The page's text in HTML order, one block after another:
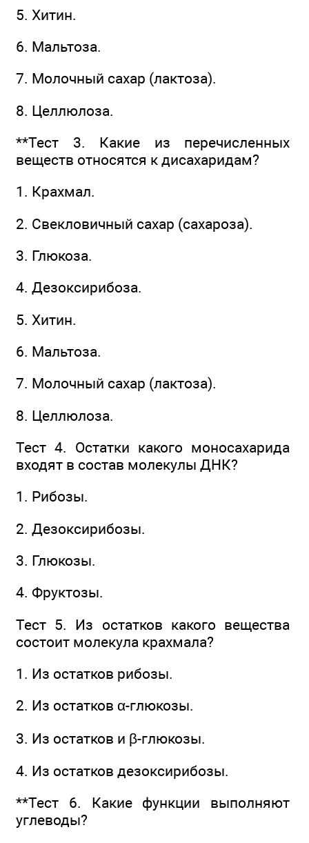
5. Хитин.
6. Мальтоза.
7. Молочный сахар (лактоза).
8. Целлюлоза.
**Тест 3. Какие из перечисленных
веществ относятся к дисахаридам?
1. Крахмал.
2. Свекловичный сахар (сахароза).
3. Глюкоза.
4. Дезоксирибоза.
5. Хитин.
6. Мальтоза.
7. Молочный сахар (лактоза).
8. Целлюлоза.
Тест 4. Остатки какого моносахарида
входят в состав молекулы ДНК?
1. Рибозы.
2. Дезоксирибозы.
3. Глюкозы.
4. Фруктозы.
Тест 5. Из остатков какого вещества
состоит молекула крахмала?
1. Из остатков рибозы.
2. Из остатков α-глюкозы.
3. Из остатков и β-глюкозы.
4. Из остатков дезоксирибозы.
**Тест 6. Какие функции выполняют
углеводы?